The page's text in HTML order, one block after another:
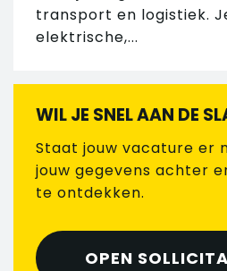
transport en logistiek.
elektrische,...
WIL JE SNEL AAN DE
Staat jouw vacature er
jouw gegevens achter
te ontdekken.
OPEN